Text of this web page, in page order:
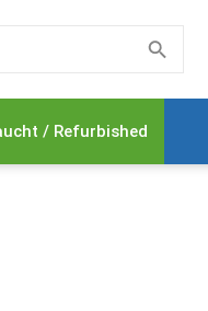
/ Refurbished